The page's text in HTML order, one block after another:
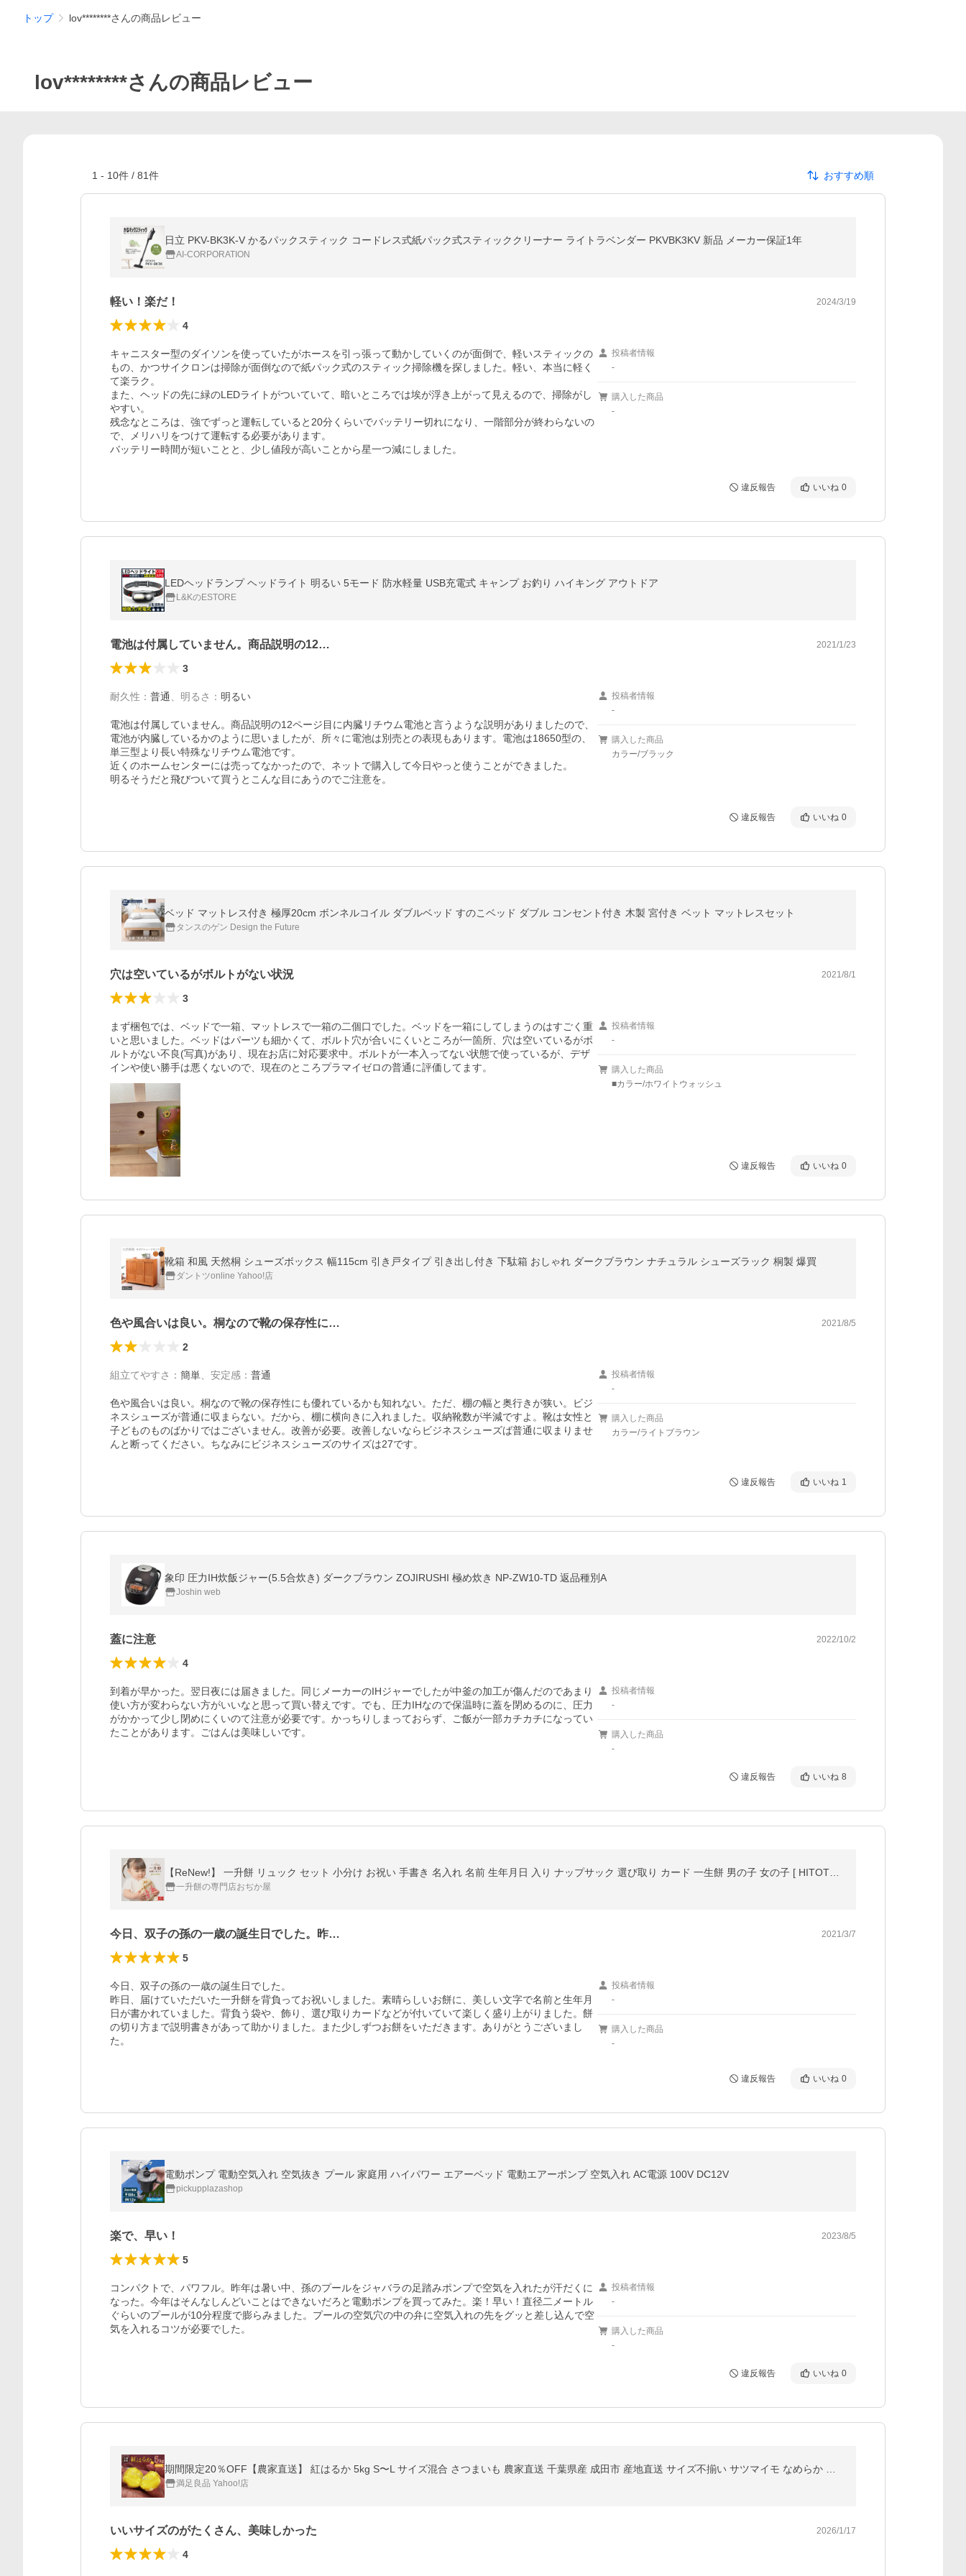
トップ lov********さんの商品レビュー
lov********さんの商品レビュー
1 - 10件 / 81件 おすすめ順
日立 PKV-BK3K-V かるパックスティック コードレス式紙パック式スティッククリーナー ライトラベンダー PKVBK3KV 新品 メーカー保証1年
AI-CORPORATION
軽い！楽だ！ 2024/3/19
4
キャニスター型のダイソンを使っていたがホースを引っ張って動かしていくのが面倒で、軽いスティックの
もの、かつサイクロンは掃除が面倒なので紙パック式のスティック掃除機を探しました。軽い、本当に軽く
て楽ラク。
また、ヘッドの先に緑のLEDライトがついていて、暗いところでは埃が浮き上がって見えるので、掃除がし
やすい。
残念なところは、強でずっと運転していると20分くらいでバッテリー切れになり、一階部分が終わらないの
で、メリハリをつけて運転する必要があります。
バッテリー時間が短いことと、少し値段が高いことから星一つ減にしました。
投稿者情報
-
購入した商品
-
違反報告 いいね 0
LEDヘッドランプ ヘッドライト 明るい 5モード 防水軽量 USB充電式 キャンプ お釣り ハイキング アウトドア
L&KのESTORE
電池は付属していません。商品説明の12… 2021/1/23
3
耐久性 ： 普通 明るさ ： 明るい
電池は付属していません。商品説明の12ページ目に内臓リチウム電池と言うような説明がありましたので、
電池が内臓しているかのように思いましたが、所々に電池は別売との表現もあります。電池は18650型の、
単三型より長い特殊なリチウム電池です。
近くのホームセンターには売ってなかったので、ネットで購入して今日やっと使うことができました。
明るそうだと飛びついて買うとこんな目にあうのでご注意を。
投稿者情報
-
購入した商品
カラー/ブラック
違反報告 いいね 0
ベッド マットレス付き 極厚20cm ボンネルコイル ダブルベッド すのこベッド ダブル コンセント付き 木製 宮付き ベット マットレスセット
タンスのゲン Design the Future
穴は空いているがボルトがない状況 2021/8/1
3
まず梱包では、ベッドで一箱、マットレスで一箱の二個口でした。ベッドを一箱にしてしまうのはすごく重
いと思いました。ベッドはパーツも細かくて、ボルト穴が合いにくいところが一箇所、穴は空いているがボ
ルトがない不良(写真)があり、現在お店に対応要求中。ボルトが一本入ってない状態で使っているが、デザ
インや使い勝手は悪くないので、現在のところプラマイゼロの普通に評価してます。
投稿者情報
-
購入した商品
■カラー/ホワイトウォッシュ
違反報告 いいね 0
靴箱 和風 天然桐 シューズボックス 幅115cm 引き戸タイプ 引き出し付き 下駄箱 おしゃれ ダークブラウン ナチュラル シューズラック 桐製 爆買
ダントツonline Yahoo!店
色や風合いは良い。桐なので靴の保存性に… 2021/8/5
2
組立てやすさ ： 簡単 安定感 ： 普通
色や風合いは良い。桐なので靴の保存性にも優れているかも知れない。ただ、棚の幅と奥行きが狭い。ビジ
ネスシューズが普通に収まらない。だから、棚に横向きに入れました。収納靴数が半減ですよ。靴は女性と
子どものものばかりではございません。改善が必要。改善しないならビジネスシューズば普通に収まりませ
んと断ってください。ちなみにビジネスシューズのサイズは27です。
投稿者情報
-
購入した商品
カラー/ライトブラウン
違反報告 いいね 1
象印 圧力IH炊飯ジャー(5.5合炊き) ダークブラウン ZOJIRUSHI 極め炊き NP-ZW10-TD 返品種別A
Joshin web
蓋に注意 2022/10/2
4
到着が早かった。翌日夜には届きました。同じメーカーのIHジャーでしたが中釜の加工が傷んだのであまり
使い方が変わらない方がいいなと思って買い替えです。でも、圧力IHなので保温時に蓋を閉めるのに、圧力
がかかって少し閉めにくいのて注意が必要です。かっちりしまっておらず、ご飯が一部カチカチになってい
たことがあります。ごはんは美味しいです。
投稿者情報
-
購入した商品
-
違反報告 いいね 8
一升餅の専門店おぢか屋
今日、双子の孫の一歳の誕生日でした。昨… 2021/3/7
5
今日、双子の孫の一歳の誕生日でした。
昨日、届けていただいた一升餅を背負ってお祝いしました。素晴らしいお餅に、美しい文字で名前と生年月
日が書かれていました。背負う袋や、飾り、選び取りカードなどが付いていて楽しく盛り上がりました。餅
の切り方まで説明書きがあって助かりました。また少しずつお餅をいただきます。ありがとうございまし
た。
投稿者情報
-
購入した商品
-
違反報告 いいね 0
電動ポンプ 電動空気入れ 空気抜き プール 家庭用 ハイパワー エアーベッド 電動エアーポンプ 空気入れ AC電源 100V DC12V
pickupplazashop
楽で、早い！ 2023/8/5
5
コンパクトで、パワフル。昨年は暑い中、孫のプールをジャバラの足踏みポンプで空気を入れたが汗だくに
なった。今年はそんなしんどいことはできないだろと電動ポンプを買ってみた。楽！早い！直径二メートル
ぐらいのプールが10分程度で膨らみました。プールの空気穴の中の弁に空気入れの先をグッと差し込んで空
気を入れるコツが必要でした。
投稿者情報
-
購入した商品
-
違反報告 いいね 0
満足良品 Yahoo!店
いいサイズのがたくさん、美味しかった 2026/1/17
4